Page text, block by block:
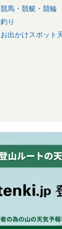
競馬・競艇・競輪
釣り
お出かけスポット